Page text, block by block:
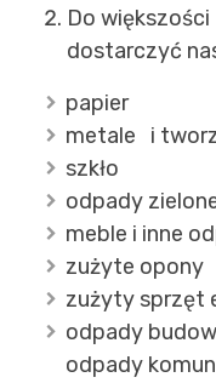
Do
dostarczyć
papier
metale i
szkło
odpady
meble i inne
zużyte opony
zużyty sprzęt
odpady
odpady